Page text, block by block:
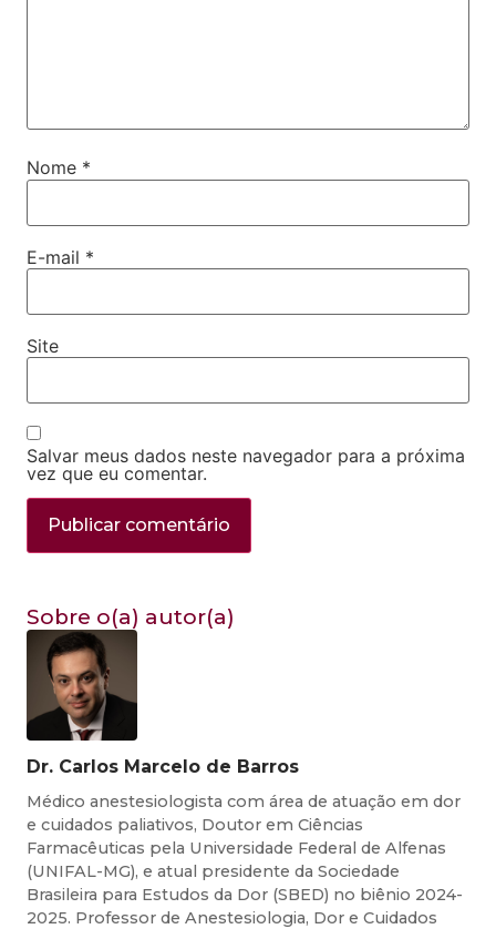
Nome *
E-mail *
Site
Salvar meus dados neste navegador para a próxima
vez que eu comentar.
Sobre o(a) autor(a)
Dr. Carlos Marcelo de Barros
Médico anestesiologista com área de atuação em dor
e cuidados paliativos, Doutor em Ciências
Farmacêuticas pela Universidade Federal de Alfenas
(UNIFAL-MG), e atual presidente da Sociedade
Brasileira para Estudos da Dor (SBED) no biênio 2024-
2025. Professor de Anestesiologia, Dor e Cuidados